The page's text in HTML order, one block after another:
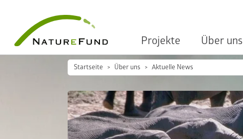
Projekte Über uns
Startseite Über uns Aktuelle News